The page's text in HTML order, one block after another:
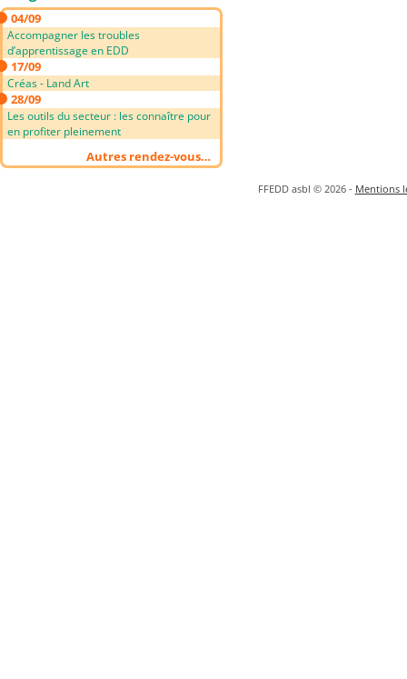
04/09
Accompagner les troubles
d’apprentissage en EDD
17/09
Créas - Land Art
28/09
Les outils du secteur : les connaître pour
en profiter pleinement
Autres rendez-vous…
FFEDD asbl © 2026 - Mentions